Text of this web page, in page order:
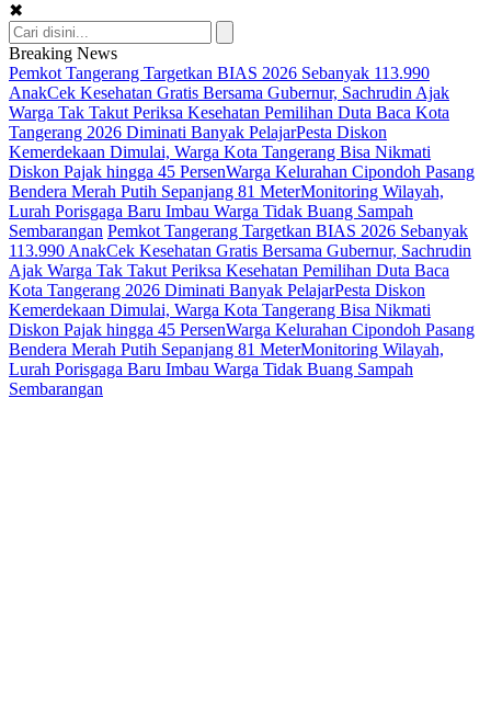
✖
Breaking News
Pemkot Tangerang Targetkan BIAS 2026 Sebanyak 113.990
AnakCek Kesehatan Gratis Bersama Gubernur, Sachrudin Ajak
Warga Tak Takut Periksa Kesehatan Pemilihan Duta Baca Kota
Tangerang 2026 Diminati Banyak PelajarPesta Diskon
Kemerdekaan Dimulai, Warga Kota Tangerang Bisa Nikmati
Diskon Pajak hingga 45 PersenWarga Kelurahan Cipondoh Pasang
Bendera Merah Putih Sepanjang 81 MeterMonitoring Wilayah,
Lurah Porisgaga Baru Imbau Warga Tidak Buang Sampah
Sembarangan Pemkot Tangerang Targetkan BIAS 2026 Sebanyak
113.990 AnakCek Kesehatan Gratis Bersama Gubernur, Sachrudin
Ajak Warga Tak Takut Periksa Kesehatan Pemilihan Duta Baca
Kota Tangerang 2026 Diminati Banyak PelajarPesta Diskon
Kemerdekaan Dimulai, Warga Kota Tangerang Bisa Nikmati
Diskon Pajak hingga 45 PersenWarga Kelurahan Cipondoh Pasang
Bendera Merah Putih Sepanjang 81 MeterMonitoring Wilayah,
Lurah Porisgaga Baru Imbau Warga Tidak Buang Sampah
Sembarangan